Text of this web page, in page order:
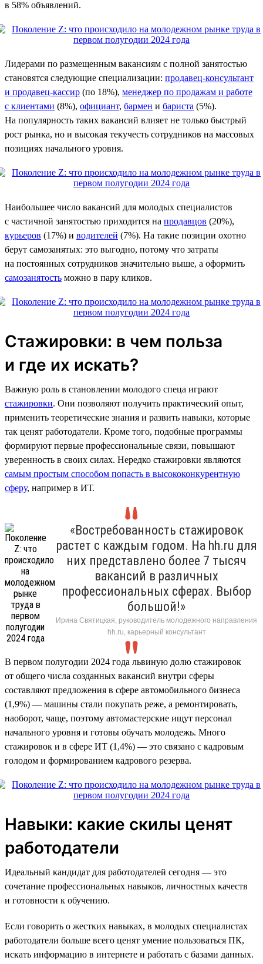
в 58% объявлений.
Лидерами по размещенным вакансиям с полной занятостью
становятся следующие специализации: продавец-консультант
и продавец-кассир (по 18%), менеджер по продажам и работе
с клиентами (8%), официант, бармен и бариста (5%).
На популярность таких вакансий влияет не только быстрый
рост рынка, но и высокая текучесть сотрудников на массовых
позициях начального уровня.
Наибольшее число вакансий для молодых специалистов
с частичной занятостью приходится на продавцов (20%),
курьеров (17%) и водителей (7%). На такие позиции охотно
берут самозанятых: это выгодно, потому что затраты
на постоянных сотрудников значительно выше, а оформить
самозанятость можно в пару кликов.
Стажировки: в чем польза
и где их искать?
Важную роль в становлении молодого спеца играют
стажировки. Они позволяют получить практический опыт,
применить теоретические знания и развить навыки, которые
так ценят работодатели. Кроме того, подобные программы
формируют первые профессиональные связи, повышают
уверенность в своих силах. Нередко стажировки являются
самым простым способом попасть в высококонкурентную
сферу, например в ИТ.
«Востребованность стажировок
растет с каждым годом. На hh.ru для
них представлено более 7 тысяч
вакансий в различных
профессиональных сферах. Выбор
большой!»
Ирина Святицкая, руководитель молодежного направления
hh.ru, карьерный консультант
В первом полугодии 2024 года львиную долю стажировок
от общего числа созданных вакансий внутри сферы
составляют предложения в сфере автомобильного бизнеса
(1,9%) — машины стали покупать реже, а ремонтировать,
наоборот, чаще, поэтому автомастерские ищут персонал
начального уровня и готовы обучать молодежь. Много
стажировок и в сфере ИТ (1,4%) — это связано с кадровым
голодом и формированием кадрового резерва.
Навыки: какие скилы ценят
работодатели
Идеальный кандидат для работодателей сегодня — это
сочетание профессиональных навыков, личностных качеств
и готовности к обучению.
Если говорить о жестких навыках, в молодых специалистах
работодатели больше всего ценят умение пользоваться ПК,
искать информацию в интернете и работать с базами данных.